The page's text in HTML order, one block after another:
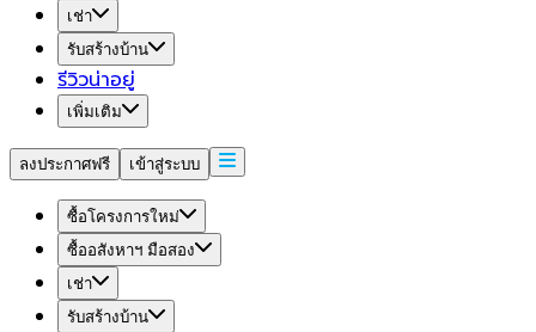
เช่า
รับสร้างบ้าน
รีวิวน่าอยู่
เพิ่มเติม
ลงประกาศฟรี เข้าสู่ระบบ
ซื้อโครงการใหม่
ซื้ออสังหาฯ มือสอง
เช่า
รับสร้างบ้าน